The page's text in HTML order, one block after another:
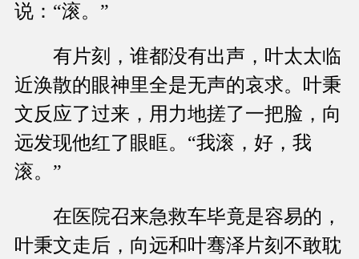
说：“滚。”
有片刻，谁都没有出声，叶太太临
近涣散的眼神里全是无声的哀求。叶秉
文反应了过来，用力地搓了一把脸，向
远发现他红了眼眶。“我滚，好，我
滚。”
在医院召来急救车毕竟是容易的，
叶秉文走后，向远和叶骞泽片刻不敢耽